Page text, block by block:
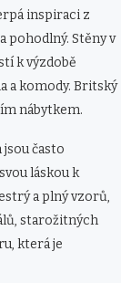
inspiraci z
pohodlný. Stěny v
k výzdobě
a komody. Britský
nábytkem.
často
láskou k
a plný vzorů,
starožitných
která je